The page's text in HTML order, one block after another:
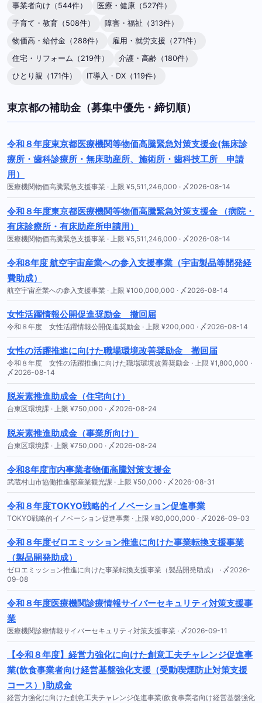
事業者向け（544件）
医療・健康（527件）
子育て・教育（508件）
障害・福祉（313件）
物価高・給付金（288件）
雇用・就労支援（271件）
住宅・リフォーム（219件）
介護・高齢（180件）
ひとり親（171件）
IT導入・DX（119件）
東京都の補助金（募集中優先・締切順）
令和８年度東京都医療機関等物価高騰緊急対策支援金(無床診
療所・歯科診療所・無床助産所、施術所・歯科技工所 申請
用）
医療機関物価高騰緊急支援事業 · 上限 ¥5,511,246,000 · 〆2026-08-14
令和８年度東京都医療機関等物価高騰緊急対策支援金 （病院・
有床診療所・有床助産所申請用）
医療機関物価高騰緊急支援事業 · 上限 ¥5,511,246,000 · 〆2026-08-14
令和8年度 航空宇宙産業への参入支援事業（宇宙製品等開発経
費助成）
航空宇宙産業への参入支援事業 · 上限 ¥100,000,000 · 〆2026-08-14
女性活躍情報公開促進奨励金 撤回届
令和８年度 女性活躍情報公開促進奨励金 · 上限 ¥200,000 · 〆2026-08-14
女性の活躍推進に向けた職場環境改善奨励金 撤回届
令和８年度 女性の活躍推進に向けた職場環境改善奨励金 · 上限 ¥1,800,000 ·
〆2026-08-14
脱炭素推進助成金（住宅向け）
台東区環境課 · 上限 ¥750,000 · 〆2026-08-24
脱炭素推進助成金（事業所向け）
台東区環境課 · 上限 ¥750,000 · 〆2026-08-24
令和8年度市内事業者物価高騰対策支援金
武蔵村山市協働推進部産業観光課 · 上限 ¥50,000 · 〆2026-08-31
令和８年度TOKYO戦略的イノベーション促進事業
TOKYO戦略的イノベーション促進事業 · 上限 ¥80,000,000 · 〆2026-09-03
令和８年度ゼロエミッション推進に向けた事業転換支援事業
（製品開発助成）
ゼロエミッション推進に向けた事業転換支援事業（製品開発助成） · 〆2026-
09-08
令和８年度医療機関診療情報サイバーセキュリティ対策支援事
業
医療機関診療情報サイバーセキュリティ対策支援事業 · 〆2026-09-11
【令和８年度】経営力強化に向けた創意工夫チャレンジ促進事
業(飲食事業者向け経営基盤強化支援（受動喫煙防止対策支援
コース）)助成金
経営力強化に向けた創意工夫チャレンジ促進事業(飲食事業者向け経営基盤強化